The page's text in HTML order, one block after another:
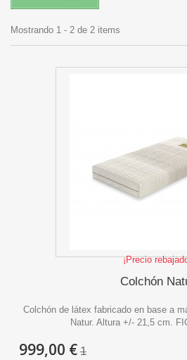
Mostrando 1 - 2 de 2 items
¡Precio
Colchón
Colchón de látex fabricado en base a
Natur. Altura +/- 21,5 cm.
999,00 € 1